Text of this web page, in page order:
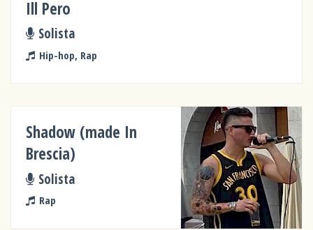
Ill Pero
Solista
Hip-hop, Rap
Shadow (made In
Brescia)
Solista
Rap